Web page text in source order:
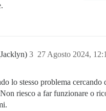
27 Agosto 2024,
3
lo stesso problema
riesco a far funzionare o